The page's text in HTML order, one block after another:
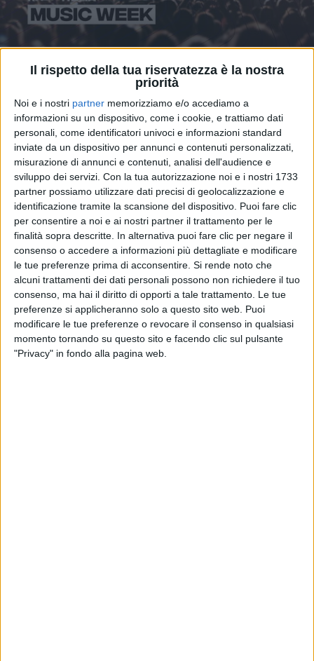
Il rispetto della tua riservatezza è la nostra
priorità
Noi e i nostri partner memorizziamo e/o accediamo a
informazioni su un dispositivo, come i cookie, e trattiamo dati
personali, come identificatori univoci e informazioni standard
inviate da un dispositivo per annunci e contenuti personalizzati,
misurazione di annunci e contenuti, analisi dell'audience e
sviluppo dei servizi. Con la tua autorizzazione noi e i nostri 1733
partner possiamo utilizzare dati precisi di geolocalizzazione e
identificazione tramite la scansione del dispositivo. Puoi fare clic
per consentire a noi e ai nostri partner il trattamento per le
finalità sopra descritte. In alternativa puoi fare clic per negare il
consenso o accedere a informazioni più dettagliate e modificare
le tue preferenze prima di acconsentire. Si rende noto che
alcuni trattamenti dei dati personali possono non richiedere il tuo
consenso, ma hai il diritto di opporti a tale trattamento. Le tue
preferenze si applicheranno solo a questo sito web. Puoi
modificare le tue preferenze o revocare il consenso in qualsiasi
momento tornando su questo sito e facendo clic sul pulsante
"Privacy" in fondo alla pagina web.
IL TG 15 apr 2023
Radio Italia Music Week: da Blanco
“Innamorato” ai Pooh all’Arena
Scoprite le notizie più interessanti dal mondo della
musica italiana, selezionate dalla redazione di Radio
Italia solomusicaitaliana e raccontate da Daniela
Cappelletti
diMara Bizzoco